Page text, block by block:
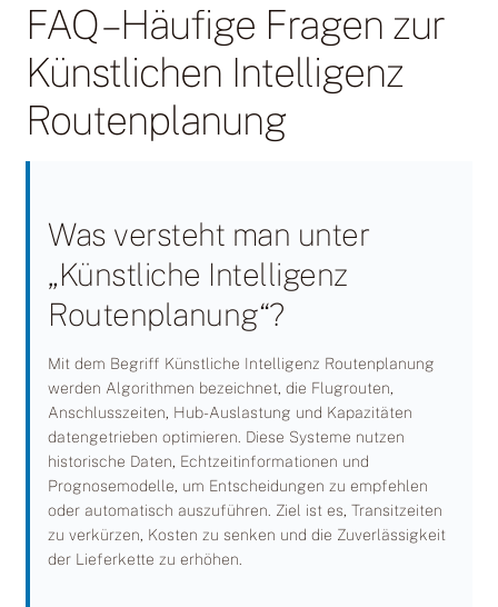
FAQ – Häufige Fragen zur
Künstlichen Intelligenz
Routenplanung
Was versteht man unter
„Künstliche Intelligenz
Routenplanung“?
Mit dem Begriff Künstliche Intelligenz Routenplanung
werden Algorithmen bezeichnet, die Flugrouten,
Anschlusszeiten, Hub-Auslastung und Kapazitäten
datengetrieben optimieren. Diese Systeme nutzen
historische Daten, Echtzeitinformationen und
Prognosemodelle, um Entscheidungen zu empfehlen
oder automatisch auszuführen. Ziel ist es, Transitzeiten
zu verkürzen, Kosten zu senken und die Zuverlässigkeit
der Lieferkette zu erhöhen.